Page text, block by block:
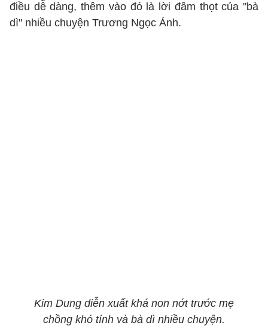
điều dễ dàng, thêm vào đó là lời đâm thọt của "bà
dì" nhiều chuyện Trương Ngọc Ánh.
Kim Dung diễn xuất khá non nớt trước mẹ
chồng khó tính và bà dì nhiều chuyện.